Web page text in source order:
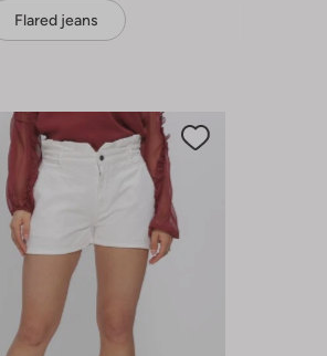
Flared jeans